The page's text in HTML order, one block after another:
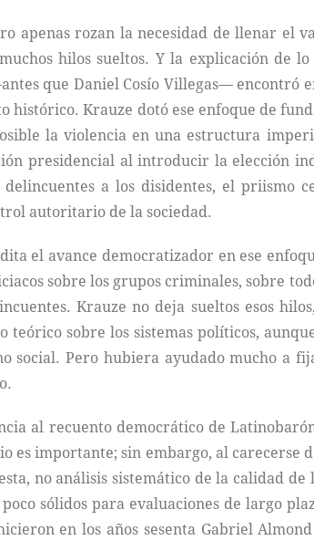
apenas rozan la necesidad de llenar el
hilos sueltos. Y la explicación de
que Daniel Cosío Villegas— encontró
Krauze dotó ese enfoque de
la violencia en una estructura
presidencial al introducir la elección
a los disidentes, el priismo
autoritario de la sociedad.
el avance democratizador en ese
sobre los grupos criminales, sobre
Krauze no deja sueltos esos
teórico sobre los sistemas políticos,
Pero hubiera ayudado mucho a
al recuento democrático de
importante; sin embargo, al carecerse
no análisis sistemático de la calidad
sólidos para evaluaciones de largo
en los años sesenta Gabriel